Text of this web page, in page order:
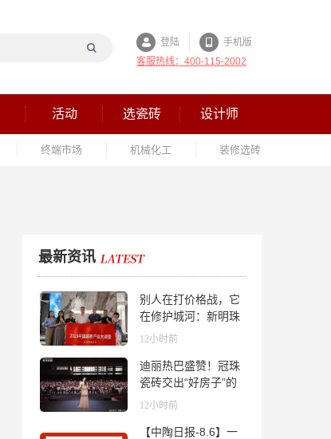
登陆
手机版
客服热线：400-115-2002
活动 选瓷砖 设计师
终端市场 机械化工 装修选砖
最新资讯
别人在打价格战，它
在修护城河：新明珠
岩板的逆势密码
12小时前
迪丽热巴盛赞！冠珠
瓷砖交出“好房子”的
标准答卷
12小时前
【中陶日报-8.6】一